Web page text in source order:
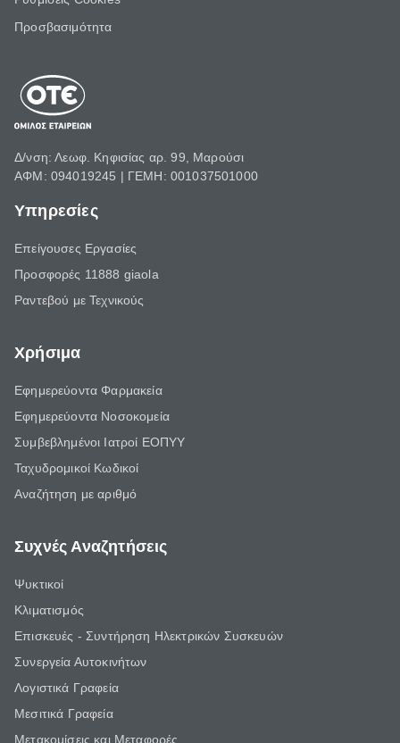
Προσβασιμότητα
Δ/νση: Λεωφ. Κηφισίας αρ. 99, Μαρούσι
ΑΦΜ: 094019245 | ΓΕΜΗ: 001037501000
Υπηρεσίες
Επείγουσες Εργασίες
Προσφορές 11888 giaola
Ραντεβού με Τεχνικούς
Χρήσιμα
Εφημερεύοντα Φαρμακεία
Εφημερεύοντα Νοσοκομεία
Συμβεβλημένοι Ιατροί ΕΟΠΥΥ
Ταχυδρομικοί Κωδικοί
Αναζήτηση με αριθμό
Συχνές Αναζητήσεις
Ψυκτικοί
Κλιματισμός
Επισκευές - Συντήρηση Ηλεκτρικών Συσκευών
Συνεργεία Αυτοκινήτων
Λογιστικά Γραφεία
Μεσιτικά Γραφεία
Μετακομίσεις και Μεταφορές